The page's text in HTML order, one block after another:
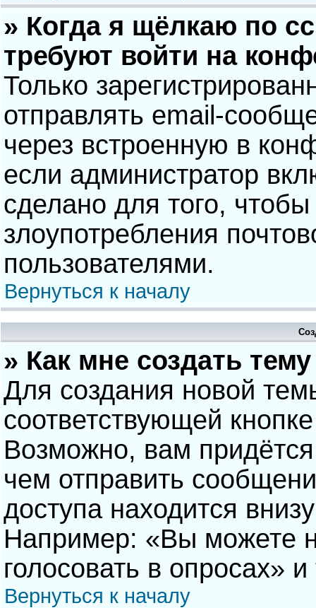
» Когда я щёлкаю по
требуют войти на
Только
отправлять email-
через встроенную в
если администратор
сделано для того, чтобы
злоупотребления
пользователями.
Вернуться к началу
» Как мне создать
Для создания новой
соответствующей
Возможно, вам
чем отправить
доступа находится
Например: «Вы можете
голосовать в опросах» и
Вернуться к началу